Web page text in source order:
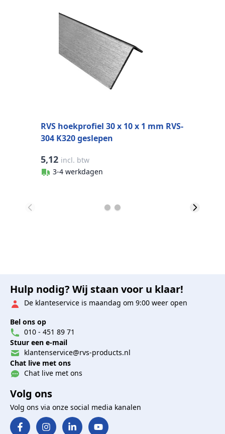
RVS hoekprofiel 30 x 10 x 1 mm RVS-
304 K320 geslepen
5,12 incl. btw
3-4 werkdagen
Hulp nodig? Wij staan voor u klaar!
De klanteservice is maandag om 9:00 weer open
Bel ons op
010 - 451 89 71
Stuur een e-mail
klantenservice@rvs-products.nl
Chat live met ons
Chat live met ons
Volg ons
Volg ons via onze social media kanalen